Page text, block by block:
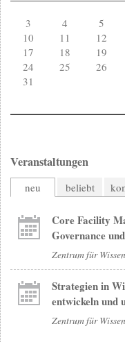
3
4 5
10
11 12
17
18 19
24
25 26
31
Veranstaltungen
neu beliebt
Core Facility
Governance
Zentrum für
Strategien in
entwickeln und
Zentrum für